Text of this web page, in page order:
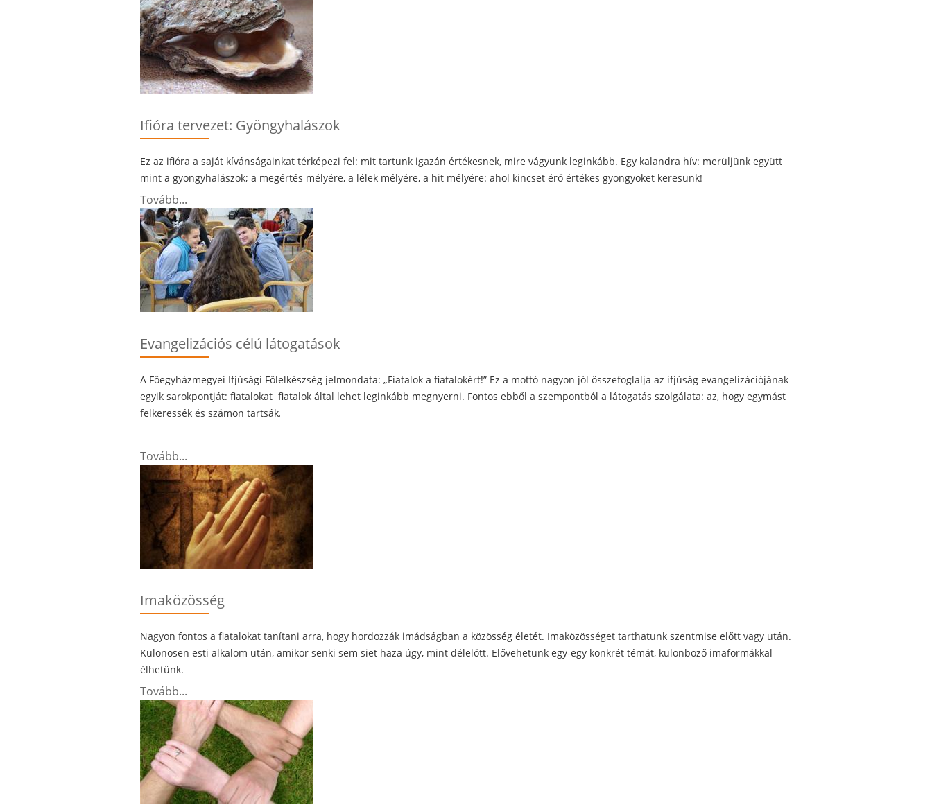
Ifióra tervezet: Gyöngyhalászok
Ez az ifióra a saját kívánságainkat térképezi fel: mit tartunk igazán értékesnek, mire vágyunk leginkább. Egy kalandra hív: merüljünk együtt
mint a gyöngyhalászok; a megértés mélyére, a lélek mélyére, a hit mélyére: ahol kincset érő értékes gyöngyöket keresünk!
Tovább...
Evangelizációs célú látogatások
A Főegyházmegyei Ifjúsági Főlelkészség jelmondata: „Fiatalok a fiatalokért!” Ez a mottó nagyon jól összefoglalja az ifjúság evangelizációjának
egyik sarokpontját: fiatalokat fiatalok által lehet leginkább megnyerni. Fontos ebből a szempontból a látogatás szolgálata: az, hogy egymást
felkeressék és számon tartsák.
Tovább...
Imaközösség
Nagyon fontos a fiatalokat tanítani arra, hogy hordozzák imádságban a közösség életét. Imaközösséget tarthatunk szentmise előtt vagy után.
Különösen esti alkalom után, amikor senki sem siet haza úgy, mint délelőtt. Elővehetünk egy-egy konkrét témát, különböző imaformákkal
élhetünk.
Tovább...